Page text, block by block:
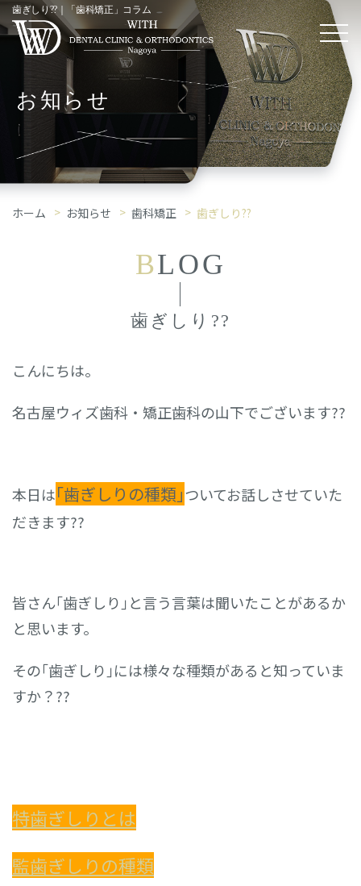
歯ぎしり??｜「歯科矯正」コラム
お知らせ
ホーム お知らせ 歯科矯正 歯ぎしり??
BLOG
歯ぎしり??
こんにちは。
名古屋ウィズ歯科・矯正歯科の山下でございます??
本日は｢歯ぎしりの種類｣ついてお話しさせていた
だきます??
皆さん｢歯ぎしり｣と言う言葉は聞いたことがあるか
と思います。
その｢歯ぎしり｣には様々な種類があると知っていま
すか？??
特歯ぎしりとは
監歯ぎしりの種類